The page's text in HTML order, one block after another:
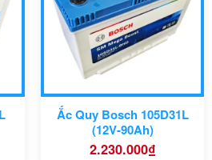
Ắc Quy Bosch 105D31L
(12V-90Ah)
2.230.000₫